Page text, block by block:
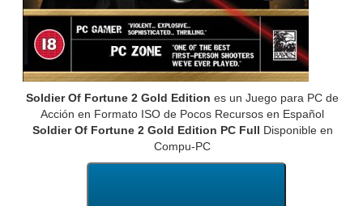
Soldier Of Fortune 2 Gold Edition es un Juego para PC de
Acción en Formato ISO de Pocos Recursos en Español
Soldier Of Fortune 2 Gold Edition PC Full Disponible en
Compu-PC